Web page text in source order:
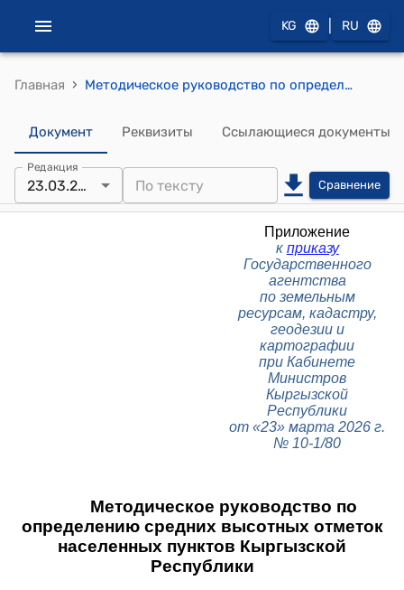
KG RU
Главная › Методическое руководство по определению средних высотных отметок населенных пунктов Кыргызской Республики (Приложение к приказу Государственного агентства по земельным ресурсам, кадастру, геодезии и картографии при Кабинете Министров КР от «23» марта 2026 г. № 10-1/80)
Документ Реквизиты Ссылающиеся документы
Редакция
23.03.2026 Сравнение